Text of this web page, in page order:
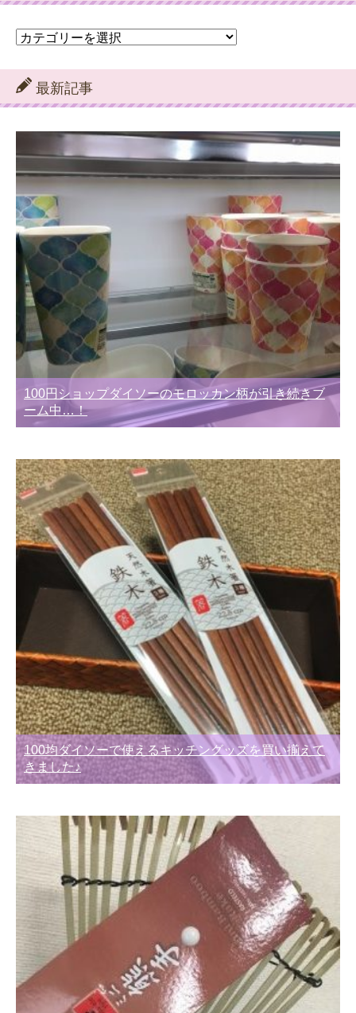
カ
ゴ
リ
ー
最新記事
100円ショップダイソーのモロッカン柄が引き続きブ
ーム中…！
100均ダイソーで使えるキッチングッズを買い揃えて
きました♪